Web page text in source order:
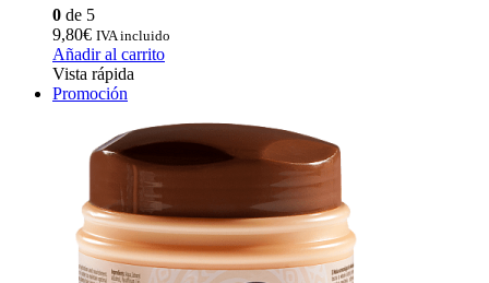
0 de 5
9,80€ IVA incluido
Añadir al carrito
Vista rápida
Promoción